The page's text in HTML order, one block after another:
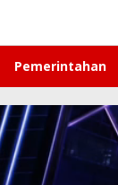
Pemerintahan